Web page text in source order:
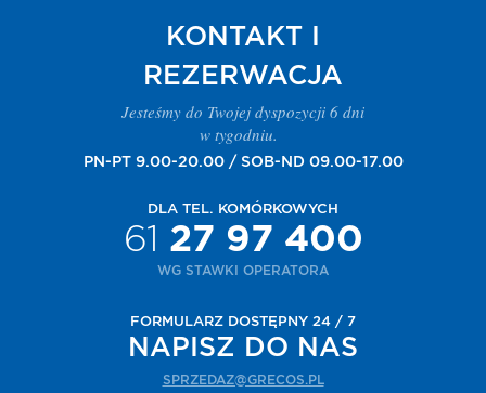
KONTAKT I
REZERWACJA
Jesteśmy do Twojej dyspozycji 6 dni
w tygodniu.
PN-PT 9.00-20.00 / SOB-ND 09.00-17.00
DLA TEL. KOMÓRKOWYCH
61 27 97 400
WG STAWKI OPERATORA
FORMULARZ DOSTĘPNY 24 / 7
NAPISZ DO NAS
SPRZEDAZ@GRECOS.PL